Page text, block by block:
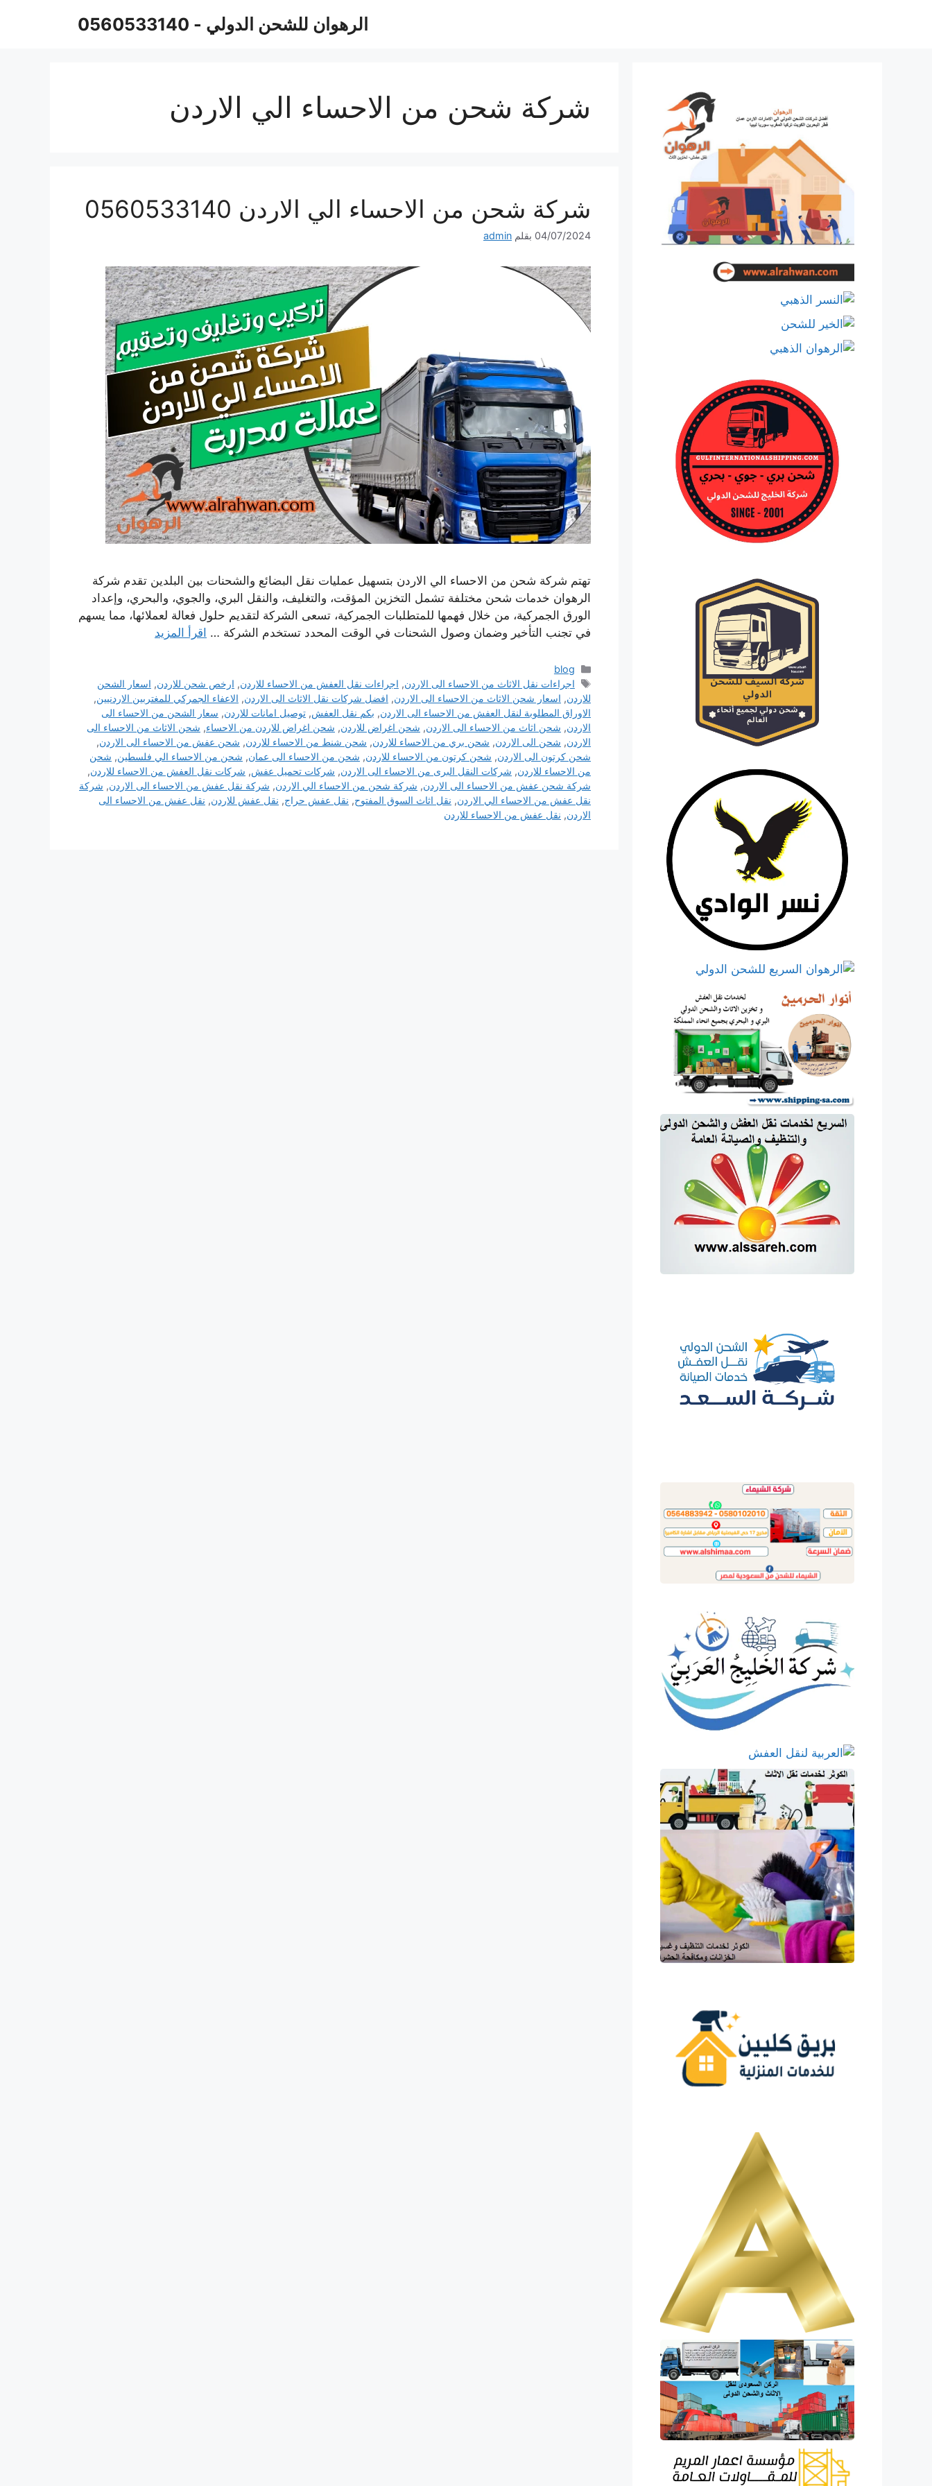
الرهوان للشحن الدولي - 0560533140
شركة شحن من الاحساء الي الاردن
شركة شحن من الاحساء الي الاردن 0560533140
04/07/2024 بقلم admin
تهتم شركة شحن من الاحساء الي الاردن بتسهيل عمليات نقل البضائع والشحنات بين البلدين تقدم شركة
الرهوان خدمات شحن مختلفة تشمل التخزين المؤقت، والتغليف، والنقل البري، والجوي، والبحري، وإعداد
الورق الجمركية، من خلال فهمها للمتطلبات الجمركية، تسعى الشركة لتقديم حلول فعالة لعملائها، مما يسهم
في تجنب التأخير وضمان وصول الشحنات في الوقت المحدد تستخدم الشركة … اقرأ المزيد
التصنيفات
blog
الوسوم
اجراءات نقل الاثاث من الاحساء الى الاردن, اجراءات نقل العفش من الاحساء للاردن, ارخص شحن للاردن, اسعار الشحن
للاردن, اسعار شحن الاثاث من الاحساء الى الاردن, افضل شركات نقل الاثاث الى الاردن, الاعفاء الجمركي للمغتربين الاردنيين,
الاوراق المطلوبة لنقل العفش من الاحساء الى الاردن, بكم نقل العفش, توصيل امانات للاردن, سعار الشحن من الاحساء الى
الاردن, شحن اثاث من الاحساء الى الاردن, شحن اغراض للاردن, شحن اغراض للاردن من الاحساء, شحن الاثاث من الاحساء الى
الاردن, شحن الى الاردن, شحن بري من الاحساء للاردن, شحن شنط من الاحساء للاردن, شحن عفش من الاحساء الى الاردن,
شحن كرتون الى الاردن, شحن كرتون من الاحساء للاردن, شحن من الاحساء الى عمان, شحن من الاحساء الي فلسطين, شحن
من الاحساء للاردن, شركات النقل البرى من الاحساء الى الاردن, شركات تحميل عفش, شركات نقل العفش من الاحساء للاردن,
شركة شحن عفش من الاحساء الى الاردن, شركة شحن من الاحساء الي الاردن, شركة نقل عفش من الاحساء الى الاردن, شركة
نقل عفش من الاحساء الي الاردن, نقل اثاث السوق المفتوح, نقل عفش حراج, نقل عفش للاردن, نقل عفش من الاحساء الى
الاردن, نقل عفش من الاحساء للاردن